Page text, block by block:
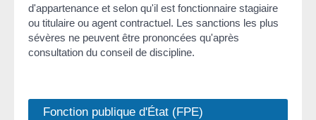
d'appartenance et selon qu'il est fonctionnaire stagiaire
ou titulaire ou agent contractuel. Les sanctions les plus
sévères ne peuvent être prononcées qu'après
consultation du conseil de discipline.
Fonction publique d'État (FPE)